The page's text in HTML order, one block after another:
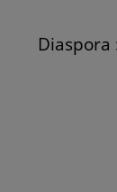
Diaspora